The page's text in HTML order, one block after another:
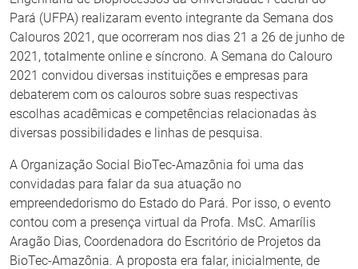
Pará (UFPA) realizaram evento integrante da Semana dos
Calouros 2021, que ocorreram nos dias 21 a 26 de junho de
2021, totalmente online e síncrono. A Semana do Calouro
2021 convidou diversas instituições e empresas para
debaterem com os calouros sobre suas respectivas
escolhas acadêmicas e competências relacionadas às
diversas possibilidades e linhas de pesquisa.
A Organização Social BioTec-Amazônia foi uma das
convidadas para falar da sua atuação no
empreendedorismo do Estado do Pará. Por isso, o evento
contou com a presença virtual da Profa. MsC. Amarílis
Aragão Dias, Coordenadora do Escritório de Projetos da
BioTec-Amazônia. A proposta era falar, inicialmente, de